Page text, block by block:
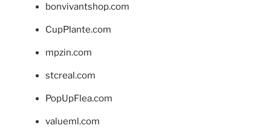
bonvivantshop.com
CupPlante.com
mpzin.com
stcreal.com
PopUpFlea.com
valueml.com